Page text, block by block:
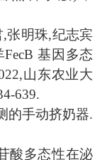
,张明珠,纪志宾
FecB基因多态
山东农业大
639.
的手动挤奶器.
酸多态性在泌